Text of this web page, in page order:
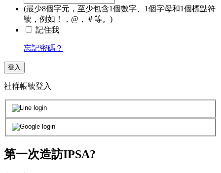
(最少8個字元，至少包含1個數字、1個字母和1個標點符
號，例如！，@，＃等。)
記住我
忘記密碼？
登入
社群帳號登入
第一次造訪IPSA?